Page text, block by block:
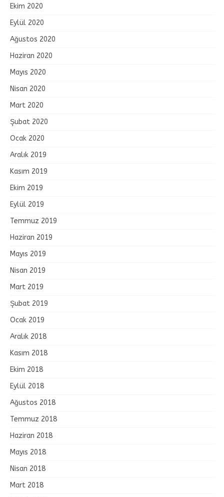
Ekim 2020
Eylül 2020
Ağustos 2020
Haziran 2020
Mayıs 2020
Nisan 2020
Mart 2020
Şubat 2020
Ocak 2020
Aralık 2019
Kasım 2019
Ekim 2019
Eylül 2019
Temmuz 2019
Haziran 2019
Mayıs 2019
Nisan 2019
Mart 2019
Şubat 2019
Ocak 2019
Aralık 2018
Kasım 2018
Ekim 2018
Eylül 2018
Ağustos 2018
Temmuz 2018
Haziran 2018
Mayıs 2018
Nisan 2018
Mart 2018